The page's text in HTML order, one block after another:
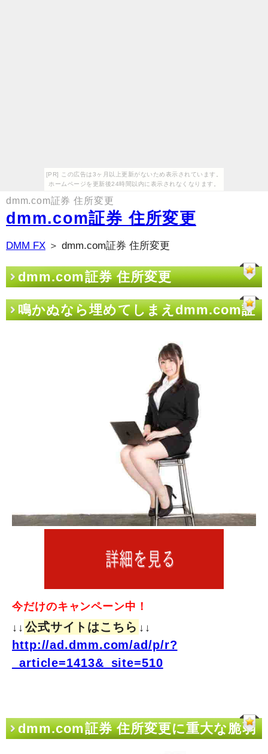
[PR] この広告は3ヶ月以上更新がないため表示されています。
ホームページを更新後24時間以内に表示されなくなります。
dmm.com証券 住所変更
dmm.com証券 住所変更
DMM FX ＞ dmm.com証券 住所変更
dmm.com証券 住所変更
鳴かぬなら埋めてしまえdmm.com証
今だけのキャンペーン中！
↓↓ 公式サイトはこちら ↓↓
http://ad.dmm.com/ad/p/r?
_article=1413&_site=510
dmm.com証券 住所変更に重大な脆弱